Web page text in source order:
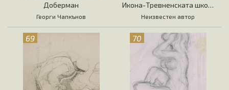
Доберман
Георги Чапкънов
Икона-Тревненската школа
Неизвестен автор
69 70